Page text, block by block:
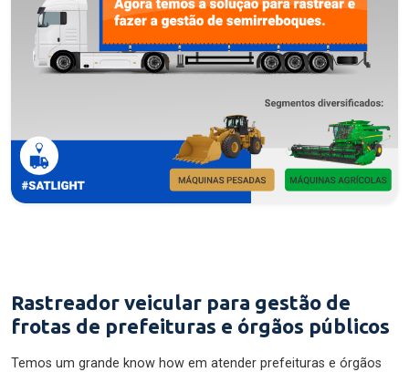
Rastreador veicular para gestão de
frotas de prefeituras e órgãos públicos
Temos um grande know how em atender prefeituras e órgãos